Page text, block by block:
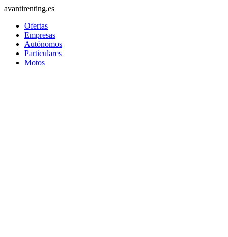
avantirenting.es
Ofertas
Empresas
Autónomos
Particulares
Motos